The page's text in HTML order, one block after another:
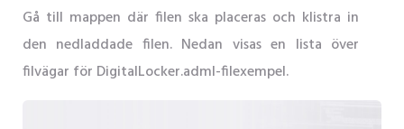
Gå till mappen där filen ska placeras och klistra in
den nedladdade filen. Nedan visas en lista över
filvägar för DigitalLocker.adml-filexempel.